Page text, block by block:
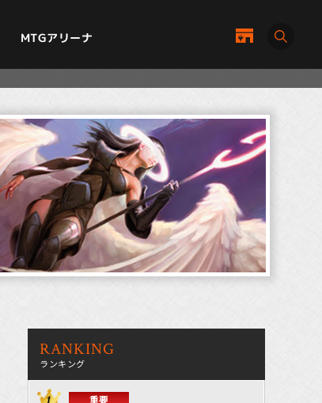
MTGアリーナ
RANKING
ランキング
重要